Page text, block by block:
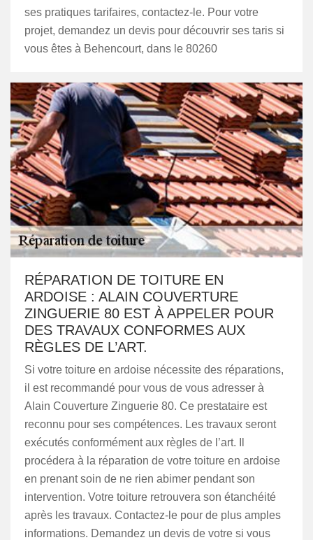
ses pratiques tarifaires, contactez-le. Pour votre
projet, demandez un devis pour découvrir ses taris si
vous êtes à Behencourt, dans le 80260
RÉPARATION DE TOITURE EN
ARDOISE : ALAIN COUVERTURE
ZINGUERIE 80 EST À APPELER POUR
DES TRAVAUX CONFORMES AUX
RÈGLES DE L’ART.
Si votre toiture en ardoise nécessite des réparations,
il est recommandé pour vous de vous adresser à
Alain Couverture Zinguerie 80. Ce prestataire est
reconnu pour ses compétences. Les travaux seront
exécutés conformément aux règles de l’art. Il
procédera à la réparation de votre toiture en ardoise
en prenant soin de ne rien abimer pendant son
intervention. Votre toiture retrouvera son étanchéité
après les travaux. Contactez-le pour de plus amples
informations. Demandez un devis de votre si vous